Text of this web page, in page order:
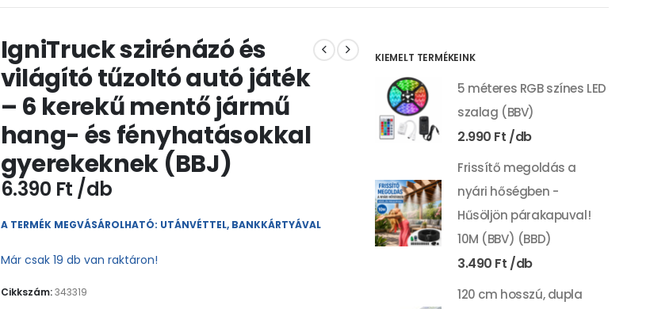
IgniTruck szirénázó és
világító tűzoltó autó játék
– 6 kerekű mentő jármű
hang- és fényhatásokkal
gyerekeknek (BBJ)
6.390 Ft
A TERMÉK MEGVÁSÁROLHATÓ: UTÁNVÉTTEL, BANKKÁRTYÁVAL
Már csak 19 db van raktáron!
Cikkszám:343319
KIEMELT TERMÉKEINK
5 méteres RGB színes LED
szalag (BBV)
2.990 Ft
Frissítő megoldás a
nyári hőségben -
Hűsöljön párakapuval!
10M (BBV) (BBD)
3.490 Ft
120 cm hosszú, dupla